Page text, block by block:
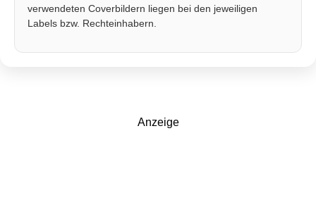
verwendeten Coverbildern liegen bei den jeweiligen
Labels bzw. Rechteinhabern.
Anzeige